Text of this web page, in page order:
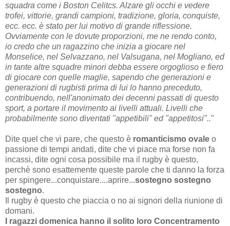
squadra come i Boston Celitcs. Alzare gli occhi e vedere
trofei, vittorie, grandi campioni, tradizione, gloria, conquiste,
ecc. ecc. è stato per lui motivo di grande riflessione.
Ovviamente con le dovute proporzioni, me ne rendo conto,
io credo che un ragazzino che inizia a giocare nel
Monselice, nel Selvazzano, nel Valsugana, nel Mogliano, ed
in tante altre squadre minori debba essere orgoglioso e fiero
di giocare con quelle maglie, sapendo che generazioni e
generazioni di rugbisti prima di lui lo hanno preceduto,
contribuendo, nell'anonimato dei decenni passati di questo
sport, a portare il movimento ai livelli attuali. Livelli che
probabilmente sono diventati "appetibili" ed "appetitosi".."
Dite quel che vi pare, che questo è romanticismo ovale o
passione di tempi andati, dite che vi piace ma forse non fa
incassi, dite ogni cosa possibile ma il rugby è questo,
perchè sono esattemente queste parole che ti danno la forza
per spingere...conquistare....aprire...sostegno sostegno
sostegno.
Il rugby è questo che piaccia o no ai signori della riunione di
domani.
I ragazzi domenica hanno il solito loro Concentramento